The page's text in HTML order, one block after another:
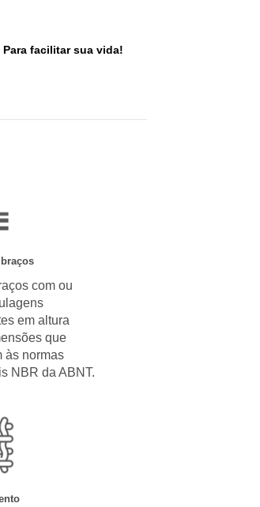
facilitar sua vida!
com ou
em altura
que
às normas
NBR da ABNT.